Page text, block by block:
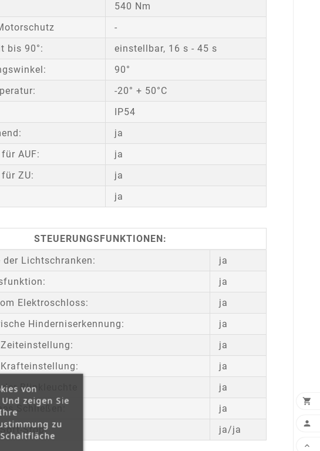
540 Nm
-
bis 90°:
einstellbar, 16 s - 45 s
90°
-20° + 50°C
IP54
ja
AUF:
ja
ZU:
ja
ja
STEUERUNGSFUNKTIONEN:
Lichtschranken:
ja
ja
Elektroschloss:
ja
Hinderniserkennung:
ja
ja
ja
Blinkleuchte
ja
Schließen:
ja
Stop:
ja/ja
von
zeigen Sie
zu


